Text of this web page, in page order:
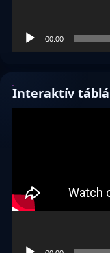
00:00
Interaktív